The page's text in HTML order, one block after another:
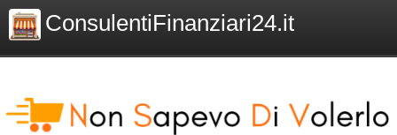
ConsulentiFinanziari24.it